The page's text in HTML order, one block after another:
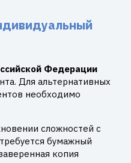
Федерации
Для альтернативных
необходимо
сложностей с
бумажный
копия